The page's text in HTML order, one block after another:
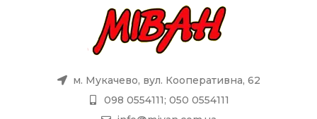
м. Мукачево, вул. Кооперативна, 62
098 0554111; 050 0554111